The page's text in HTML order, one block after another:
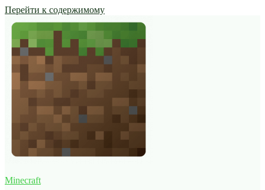
Перейти к содержимому
Minecraft